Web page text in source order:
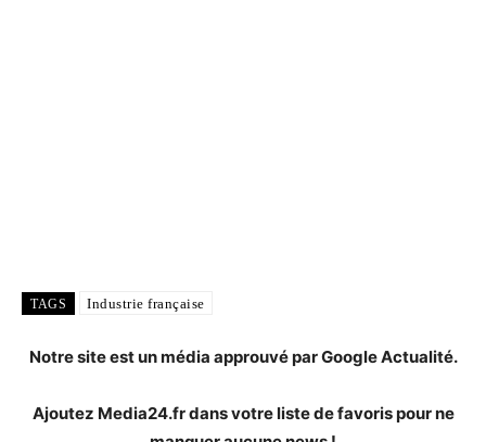
TAGS Industrie française
Notre site est un média approuvé par Google Actualité.
Ajoutez Media24.fr dans votre liste de favoris pour ne